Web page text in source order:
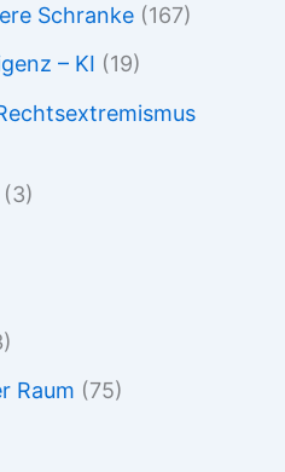
Schranke (167)
– KI (19)
(3)
Raum (75)